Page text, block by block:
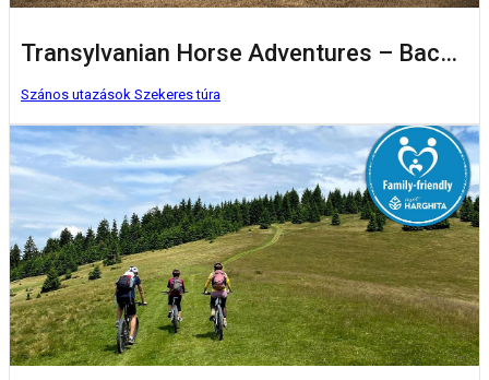
Transylvanian Horse Adventures – Baczkalandok
Szános utazások Szekeres túra